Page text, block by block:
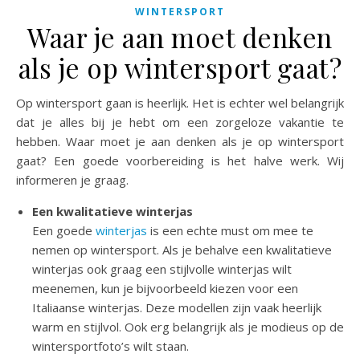
WINTERSPORT
Waar je aan moet denken
als je op wintersport gaat?
Op wintersport gaan is heerlijk. Het is echter wel belangrijk
dat je alles bij je hebt om een zorgeloze vakantie te
hebben. Waar moet je aan denken als je op wintersport
gaat? Een goede voorbereiding is het halve werk. Wij
informeren je graag.
Een kwalitatieve winterjas
Een goede winterjas is een echte must om mee te
nemen op wintersport. Als je behalve een kwalitatieve
winterjas ook graag een stijlvolle winterjas wilt
meenemen, kun je bijvoorbeeld kiezen voor een
Italiaanse winterjas. Deze modellen zijn vaak heerlijk
warm en stijlvol. Ook erg belangrijk als je modieus op de
wintersportfoto’s wilt staan.